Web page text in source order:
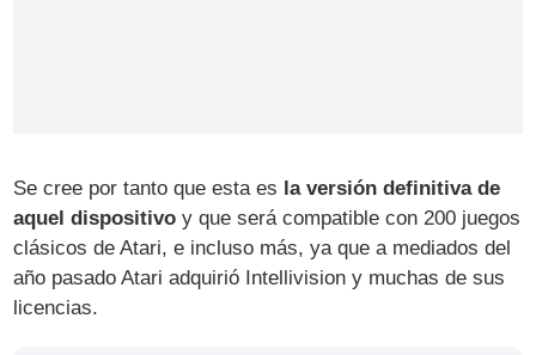
Se cree por tanto que esta es la versión definitiva de
aquel dispositivo y que será compatible con 200 juegos
clásicos de Atari, e incluso más, ya que a mediados del
año pasado Atari adquirió Intellivision y muchas de sus
licencias.